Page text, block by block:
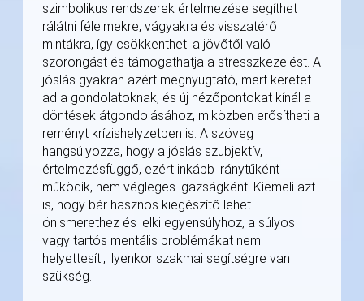
szimbolikus rendszerek értelmezése segíthet
rálátni félelmekre, vágyakra és visszatérő
mintákra, így csökkentheti a jövőtől való
szorongást és támogathatja a stresszkezelést. A
jóslás gyakran azért megnyugtató, mert keretet
ad a gondolatoknak, és új nézőpontokat kínál a
döntések átgondolásához, miközben erősítheti a
reményt krízishelyzetben is. A szöveg
hangsúlyozza, hogy a jóslás szubjektív,
értelmezésfüggő, ezért inkább iránytűként
működik, nem végleges igazságként. Kiemeli azt
is, hogy bár hasznos kiegészítő lehet
önismerethez és lelki egyensúlyhoz, a súlyos
vagy tartós mentális problémákat nem
helyettesíti, ilyenkor szakmai segítségre van
szükség.